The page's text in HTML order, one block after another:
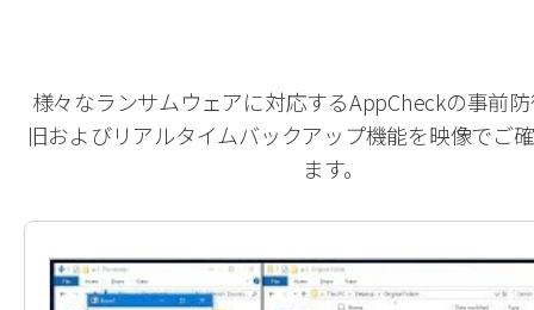
様々なランサムウェアに対応するAppCheckの事前
旧およびリアルタイムバックアップ機能を映像でご
ます。